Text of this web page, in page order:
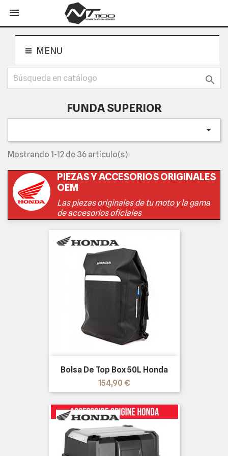

MENU

FUNDA SUPERIOR

Mostrando 1-12 de 36 artículo(s)
PIEZAS Y ACCESORIOS ORIGINALES
OEM
Las piezas originales de tu moto y la gama
de accesorios oficiales
Bolsa De Top Box 50L Honda
Precio
154,90 €